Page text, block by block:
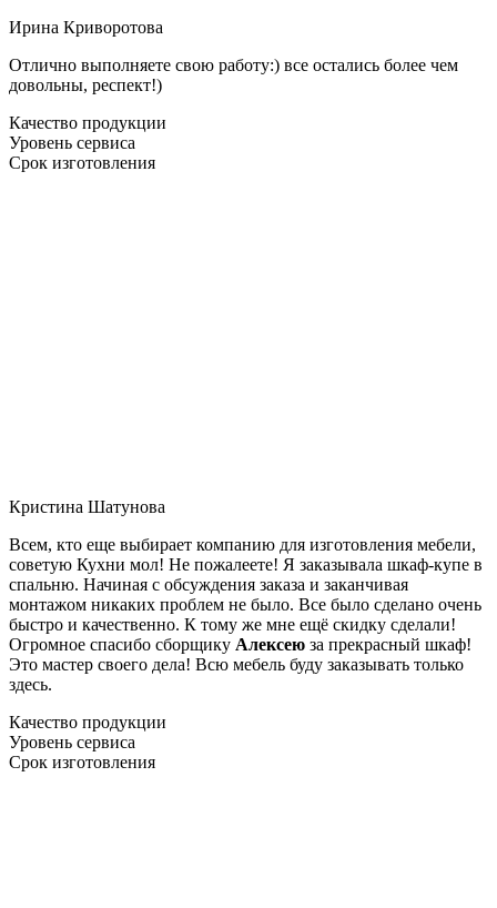
Ирина Криворотова
Отлично выполняете свою работу:) все остались более чем
довольны, респект!)
Качество продукции
Уровень сервиса
Срок изготовления
Кристина Шатунова
Всем, кто еще выбирает компанию для изготовления мебели,
советую Кухни мол! Не пожалеете! Я заказывала шкаф-купе в
спальню. Начиная с обсуждения заказа и заканчивая
монтажом никаких проблем не было. Все было сделано очень
быстро и качественно. К тому же мне ещё скидку сделали!
Огромное спасибо сборщику Алексею за прекрасный шкаф!
Это мастер своего дела! Всю мебель буду заказывать только
здесь.
Качество продукции
Уровень сервиса
Срок изготовления